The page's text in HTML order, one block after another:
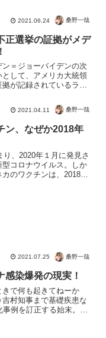
2021.06.24 桑野一哉
正選挙の証拠がメデ
＝ジョーバイデンの次
として、アメリカ大統領
が記録されているラッ
すが、この状況からどう
のか楽しみですね。選挙
ようや選挙...
2021.04.11 桑野一哉
ン、なぜか2018年
り、2020年１月に発見さ
コロナウイルス。しか
カのワクチンは、2018年
2021.07.25 桑野一哉
感染爆発の現実！
きで何も起きてねーか
吉村知事まで基礎疾患な
例を訂正する始末。ど